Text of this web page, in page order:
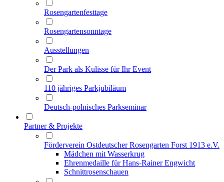
Rosengartenfesttage
Rosengartensonntage
Ausstellungen
Der Park als Kulisse für Ihr Event
110 jähriges Parkjubiläum
Deutsch-polnisches Parkseminar
Partner & Projekte
Förderverein Ostdeutscher Rosengarten Forst 1913 e.V.
Mädchen mit Wasserkrug
Ehrenmedaille für Hans-Rainer Engwicht
Schnittrosenschauen